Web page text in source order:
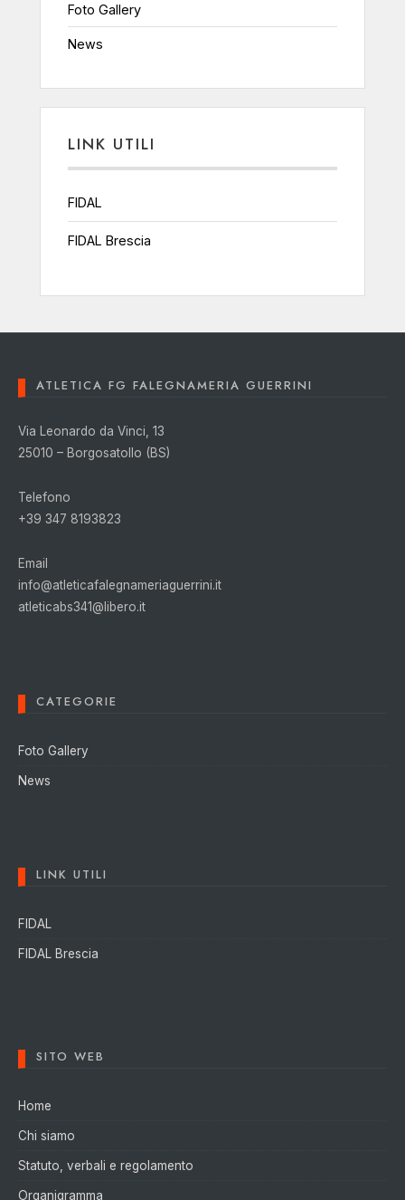
Foto Gallery
News
LINK UTILI
FIDAL
FIDAL Brescia
ATLETICA FG FALEGNAMERIA GUERRINI
Via Leonardo da Vinci, 13
25010 – Borgosatollo (BS)
Telefono
+39 347 8193823
Email
info@atleticafalegnameriaguerrini.it
atleticabs341@libero.it
CATEGORIE
Foto Gallery
News
LINK UTILI
FIDAL
FIDAL Brescia
SITO WEB
Home
Chi siamo
Statuto, verbali e regolamento
Organigramma